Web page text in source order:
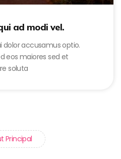
ad modi vel.
accusamus optio.
eos maiores sed et
soluta
Principal